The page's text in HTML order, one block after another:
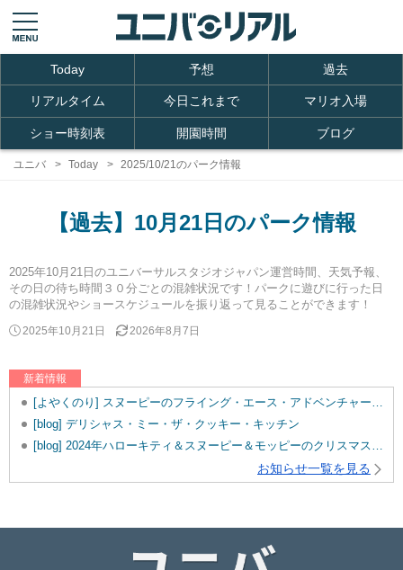
Today 予想 過去
リアルタイム 今日これまで マリオ入場
ショー時刻表 開園時間 ブログ
ユニバ Today 2025/10/21のパーク情報
【過去】10月21日のパーク情報
2025年10月21日のユニバーサルスタジオジャパン運営時間、天気予報、
その日の待ち時間３０分ごとの混雑状況です！パークに遊びに行った日
の混雑状況やショースケジュールを振り返って見ることができます！
2025年10月21日 2026年8月7日
新着情報
[よやくのり] スヌーピーのフライング・エース・アドベンチャーを追加しました。
[blog] デリシャス・ミー・ザ・クッキー・キッチン
[blog] 2024年ハローキティ＆スヌーピー＆モッピーのクリスマスグッズ♡
お知らせ一覧を見る